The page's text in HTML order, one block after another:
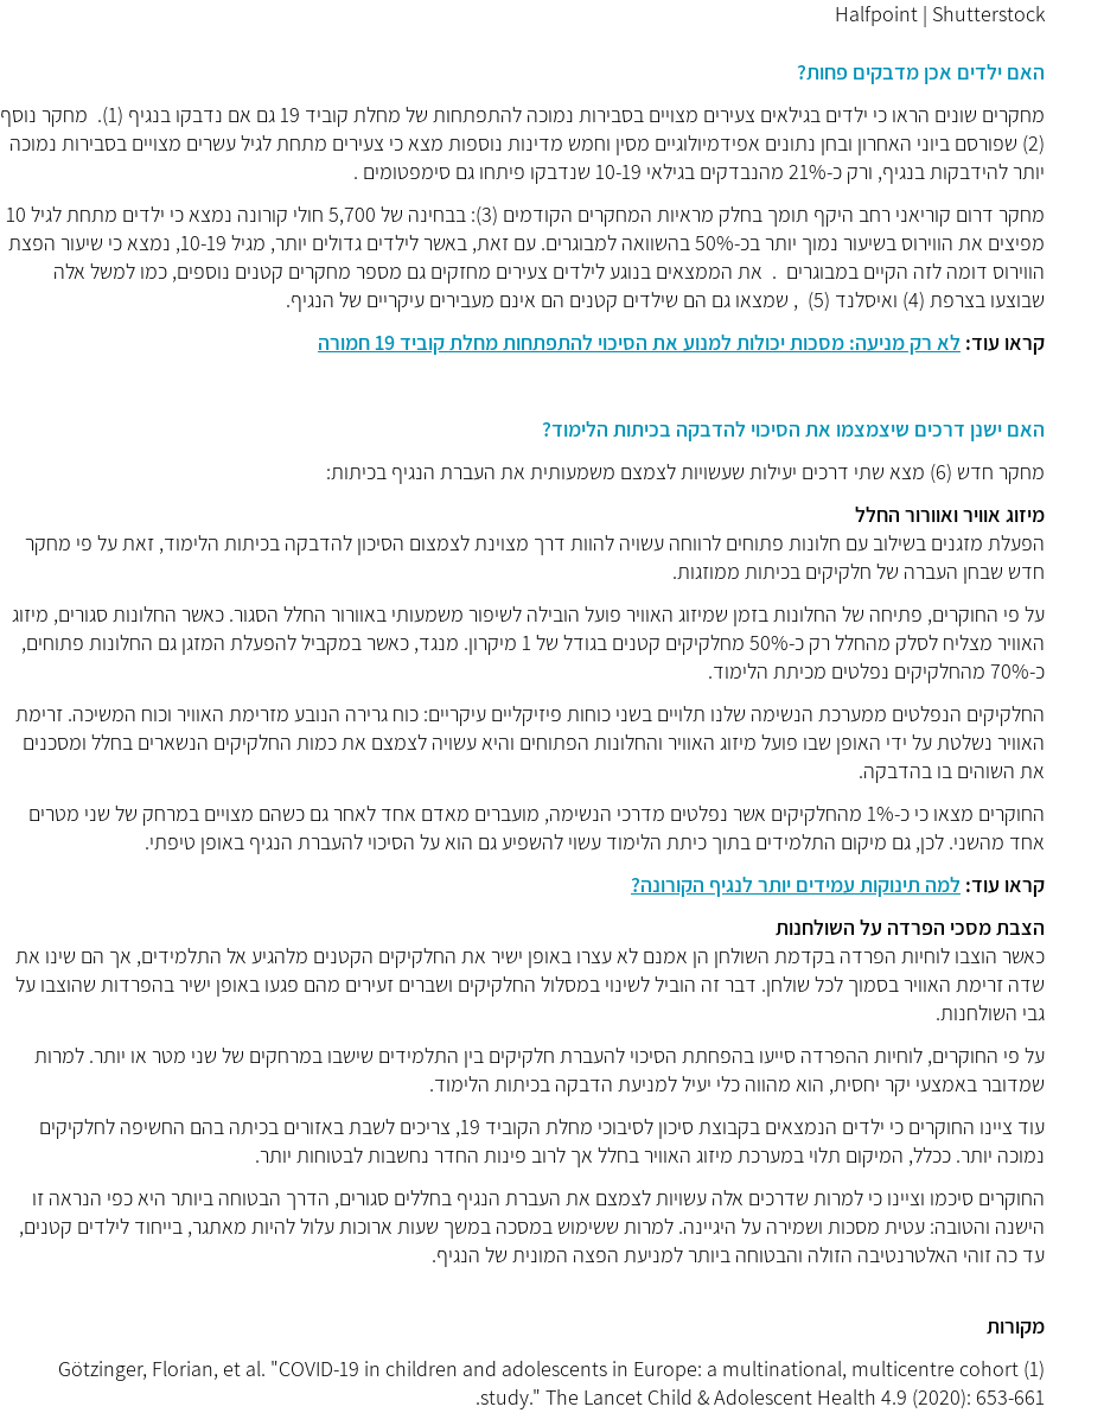
Halfpoint | Shutterstock
האם ילדים אכן מדבקים פחות?
מחקרים שונים הראו כי ילדים בגילאים צעירים מצויים בסבירות נמוכה להתפתחות של מחלת קוביד 19 גם אם נדבקו בנגיף (1). מחקר נוסף
(2) שפורסם ביוני האחרון ובחן נתונים אפידמיולוגיים מסין וחמש מדינות נוספות מצא כי צעירים מתחת לגיל עשרים מצויים בסבירות נמוכה
יותר להידבקות בנגיף, ורק כ-21% מהנבדקים בגילאי 10-19 שנדבקו פיתחו גם סימפטומים .
מחקר דרום קוריאני רחב היקף תומך בחלק מראיות המחקרים הקודמים (3): בבחינה של 5,700 חולי קורונה נמצא כי ילדים מתחת לגיל 10
מפיצים את הווירוס בשיעור נמוך יותר בכ-50% בהשוואה למבוגרים. עם זאת, באשר לילדים גדולים יותר, מגיל 10-19, נמצא כי שיעור הפצת
הווירוס דומה לזה הקיים במבוגרים . את הממצאים בנוגע לילדים צעירים מחזקים גם מספר מחקרים קטנים נוספים, כמו למשל אלה
שבוצעו בצרפת (4) ואיסלנד (5) , שמצאו גם הם שילדים קטנים הם אינם מעבירים עיקריים של הנגיף.
קראו עוד: לא רק מניעה: מסכות יכולות למנוע את הסיכוי להתפתחות מחלת קוביד 19 חמורה
האם ישנן דרכים שיצמצמו את הסיכוי להדבקה בכיתות הלימוד?
מחקר חדש (6) מצא שתי דרכים יעילות שעשויות לצמצם משמעותית את העברת הנגיף בכיתות:
מיזוג אוויר ואוורור החלל
הפעלת מזגנים בשילוב עם חלונות פתוחים לרווחה עשויה להוות דרך מצוינת לצמצום הסיכון להדבקה בכיתות הלימוד, זאת על פי מחקר
חדש שבחן העברה של חלקיקים בכיתות ממוזגות.
על פי החוקרים, פתיחה של החלונות בזמן שמיזוג האוויר פועל הובילה לשיפור משמעותי באוורור החלל הסגור. כאשר החלונות סגורים, מיזוג
האוויר מצליח לסלק מהחלל רק כ-50% מחלקיקים קטנים בגודל של 1 מיקרון. מנגד, כאשר במקביל להפעלת המזגן גם החלונות פתוחים,
כ-70% מהחלקיקים נפלטים מכיתת הלימוד.
החלקיקים הנפלטים ממערכת הנשימה שלנו תלויים בשני כוחות פיזיקליים עיקריים: כוח גרירה הנובע מזרימת האוויר וכוח המשיכה. זרימת
האוויר נשלטת על ידי האופן שבו פועל מיזוג האוויר והחלונות הפתוחים והיא עשויה לצמצם את כמות החלקיקים הנשארים בחלל ומסכנים
את השוהים בו בהדבקה.
החוקרים מצאו כי כ-1% מהחלקיקים אשר נפלטים מדרכי הנשימה, מועברים מאדם אחד לאחר גם כשהם מצויים במרחק של שני מטרים
אחד מהשני. לכן, גם מיקום התלמידים בתוך כיתת הלימוד עשוי להשפיע גם הוא על הסיכוי להעברת הנגיף באופן טיפתי.
קראו עוד: למה תינוקות עמידים יותר לנגיף הקורונה?
הצבת מסכי הפרדה על השולחנות
כאשר הוצבו לוחיות הפרדה בקדמת השולחן הן אמנם לא עצרו באופן ישיר את החלקיקים הקטנים מלהגיע אל התלמידים, אך הם שינו את
שדה זרימת האוויר בסמוך לכל שולחן. דבר זה הוביל לשינוי במסלול החלקיקים ושברים זעירים מהם פגעו באופן ישיר בהפרדות שהוצבו על
גבי השולחנות.
על פי החוקרים, לוחיות ההפרדה סייעו בהפחתת הסיכוי להעברת חלקיקים בין התלמידים שישבו במרחקים של שני מטר או יותר. למרות
שמדובר באמצעי יקר יחסית, הוא מהווה כלי יעיל למניעת הדבקה בכיתות הלימוד.
עוד ציינו החוקרים כי ילדים הנמצאים בקבוצת סיכון לסיבוכי מחלת הקוביד 19, צריכים לשבת באזורים בכיתה בהם החשיפה לחלקיקים
נמוכה יותר. ככלל, המיקום תלוי במערכת מיזוג האוויר בחלל אך לרוב פינות החדר נחשבות לבטוחות יותר.
החוקרים סיכמו וציינו כי למרות שדרכים אלה עשויות לצמצם את העברת הנגיף בחללים סגורים, הדרך הבטוחה ביותר היא כפי הנראה זו
הישנה והטובה: עטית מסכות ושמירה על היגיינה. למרות ששימוש במסכה במשך שעות ארוכות עלול להיות מאתגר, בייחוד לילדים קטנים,
עד כה זוהי האלטרנטיבה הזולה והבטוחה ביותר למניעת הפצה המונית של הנגיף.
מקורות
(1) Götzinger, Florian, et al. "COVID-19 in children and adolescents in Europe: a multinational, multicentre cohort
study." The Lancet Child & Adolescent Health 4.9 (2020): 653-661.‏